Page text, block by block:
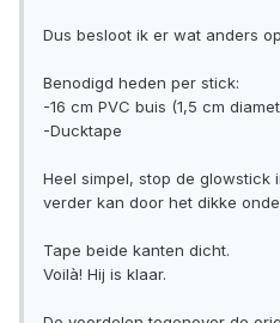
Dus besloot ik er wat anders
Benodigd heden per stick:
-16 cm PVC buis (1,5 cm
-Ducktape
Heel simpel, stop de glowstick
verder kan door het dikke
Tape beide kanten dicht.
Voilà! Hij is klaar.